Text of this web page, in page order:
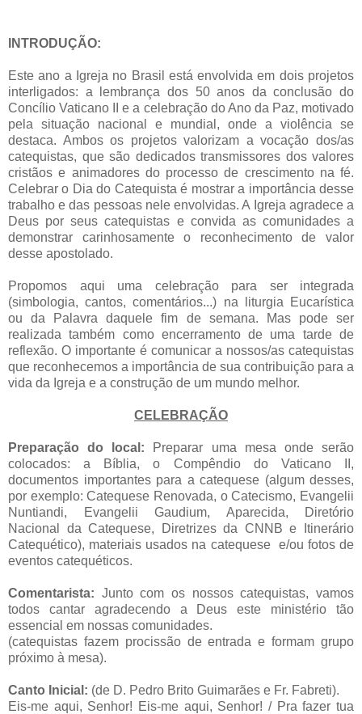
INTRODUÇÃO:
Este ano a Igreja no Brasil está envolvida em dois projetos
interligados: a lembrança dos 50 anos da conclusão do
Concílio Vaticano II e a celebração do Ano da Paz, motivado
pela situação nacional e mundial, onde a violência se
destaca. Ambos os projetos valorizam a vocação dos/as
catequistas, que são dedicados transmissores dos valores
cristãos e animadores do processo de crescimento na fé.
Celebrar o Dia do Catequista é mostrar a importância desse
trabalho e das pessoas nele envolvidas. A Igreja agradece a
Deus por seus catequistas e convida as comunidades a
demonstrar carinhosamente o reconhecimento de valor
desse apostolado.
Propomos aqui uma celebração para ser integrada
(simbologia, cantos, comentários...) na liturgia Eucarística
ou da Palavra daquele fim de semana. Mas pode ser
realizada também como encerramento de uma tarde de
reflexão. O importante é comunicar a nossos/as catequistas
que reconhecemos a importância de sua contribuição para a
vida da Igreja e a construção de um mundo melhor.
CELEBRAÇÃO
Preparação do local: Preparar uma mesa onde serão
colocados: a Bíblia, o Compêndio do Vaticano II,
documentos importantes para a catequese (algum desses,
por exemplo: Catequese Renovada, o Catecismo, Evangelii
Nuntiandi, Evangelii Gaudium, Aparecida, Diretório
Nacional da Catequese, Diretrizes da CNNB e Itinerário
Catequético), materiais usados na catequese e/ou fotos de
eventos catequéticos.
Comentarista: Junto com os nossos catequistas, vamos
todos cantar agradecendo a Deus este ministério tão
essencial em nossas comunidades.
(catequistas fazem procissão de entrada e formam grupo
próximo à mesa).
Canto Inicial: (de D. Pedro Brito Guimarães e Fr. Fabreti).
Eis-me aqui, Senhor! Eis-me aqui, Senhor! / Pra fazer tua